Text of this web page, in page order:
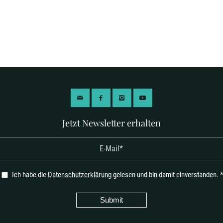
Jetzt Newsletter erhalten
Ich habe die Datenschutzerklärunggelesen und bin damit einverstanden.*